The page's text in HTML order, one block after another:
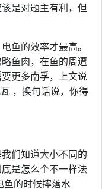
是对题主有利，但
鱼的效率才最高。
鱼肉，在鱼的周遭
更多南孚，上文说
，换句话说，你得
们知道大小不同的
是怎么个不一样法
鱼的时候摔落水